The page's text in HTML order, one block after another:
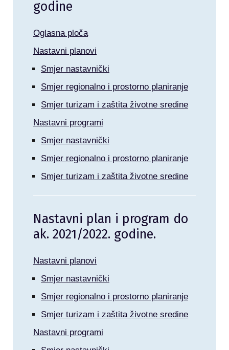
godine
Oglasna ploča
Nastavni planovi
Smjer nastavnički
Smjer regionalno i prostorno planiranje
Smjer turizam i zaštita životne sredine
Nastavni programi
Smjer nastavnički
Smjer regionalno i prostorno planiranje
Smjer turizam i zaštita životne sredine
Nastavni plan i program do
ak. 2021/2022. godine.
Nastavni planovi
Smjer nastavnički
Smjer regionalno i prostorno planiranje
Smjer turizam i zaštita životne sredine
Nastavni programi